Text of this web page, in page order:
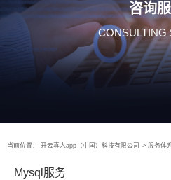
咨询
CONSULTING
当前位置： 开云真人app（中国）科技有限公司 > 服务体
Mysql服务